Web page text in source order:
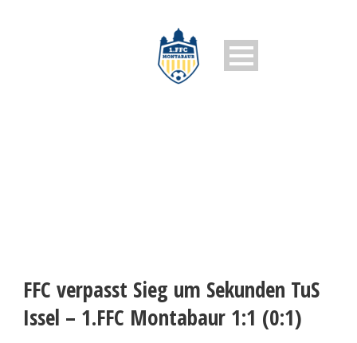
FFC verpasst Sieg um Sekunden TuS
Issel – 1.FFC Montabaur 1:1 (0:1)